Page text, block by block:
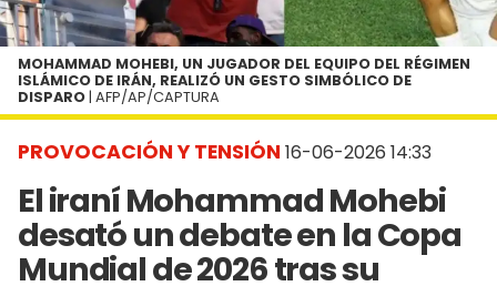
PROVOCACIÓN Y TENSIÓN 16-06-2026 14:33
El iraní Mohammad Mohebi
desató un debate en la Copa
Mundial de 2026 tras su
MOHAMMAD MOHEBI, UN JUGADOR DEL EQUIPO DEL RÉGIMEN
ISLÁMICO DE IRÁN, REALIZÓ UN GESTO SIMBÓLICO DE
DISPARO | AFP/AP/CAPTURA